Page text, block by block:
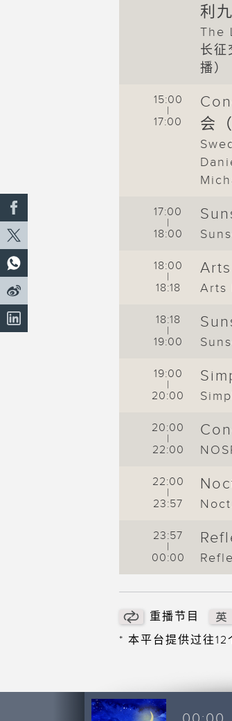
乐志
志
古典
利
The
长征
播）
15:00
|
17:00
会
17:00
|
18:00
18:00
|
18:18
Arts
18:18
|
19:00
19:00
|
20:00
20:00
|
22:00
22:00
|
23:57
23:57
|
00:00
重播节目
* 本平台提供过往12